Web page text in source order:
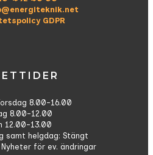
GDPR
8.00-16.00
8.00-12.00
12.00-13.00
samt helgdag: Stängt
Nyheter för ev. ändringar